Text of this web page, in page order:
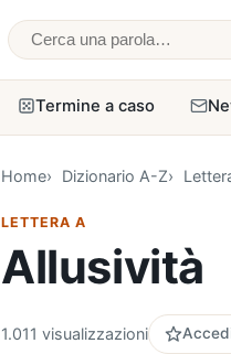
Cerca una parola
Termine a caso
Home Dizionario A-Z
LETTERA A
Allusività
1.011 visualizzazioni